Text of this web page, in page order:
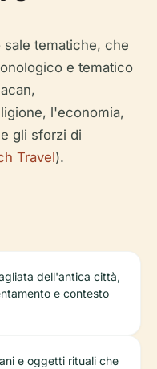
tematiche, che
e tematico
l'economia,
gli sforzi di
Travel).
dell'antica città,
e contesto
e oggetti rituali che